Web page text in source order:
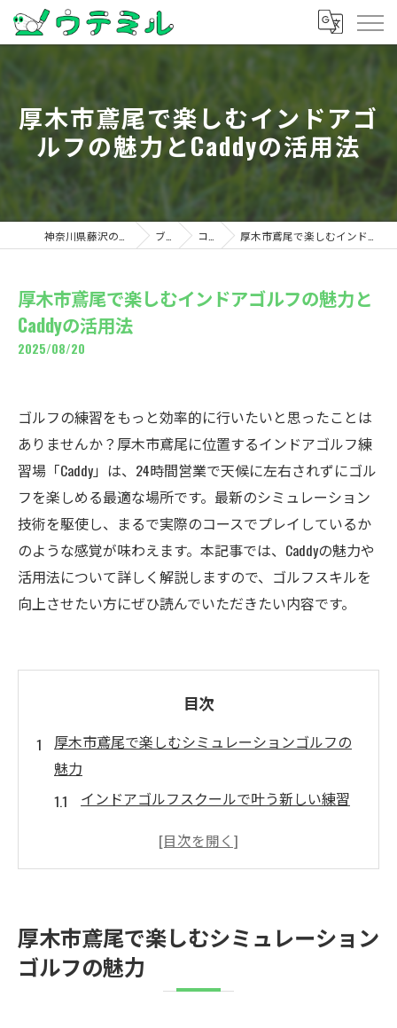
厚木市鳶尾で楽しむインドアゴ
ルフの魅力とCaddyの活用法
ブログ コラム 厚木市鳶尾で楽しむインドアゴルフの魅力とCaddyの活用法
厚木市鳶尾で楽しむインドアゴルフの魅力と
Caddyの活用法
2025/08/20
ゴルフの練習をもっと効率的に行いたいと思ったことは
ありませんか？厚木市鳶尾に位置するインドアゴルフ練
習場「Caddy」は、24時間営業で天候に左右されずにゴル
フを楽しめる最適な場所です。最新のシミュレーション
技術を駆使し、まるで実際のコースでプレイしているか
のような感覚が味わえます。本記事では、Caddyの魅力や
活用法について詳しく解説しますので、ゴルフスキルを
向上させたい方にぜひ読んでいただきたい内容です。
目次
厚木市鳶尾で楽しむシミュレーションゴルフの
魅力
インドアゴルフスクールで叶う新しい練習
シミュレーションゴルフが厚木で人気の理
力
インドアゴルフスクールCaddyの安全なシス
厚木市鳶尾で楽しむシミュレーション
ゴルフの魅力